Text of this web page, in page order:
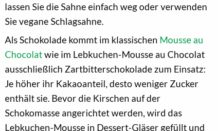
lassen Sie die Sahne einfach weg oder verwenden
Sie vegane Schlagsahne.
Als Schokolade kommt im klassischen Mousse au
Chocolatwie im Lebkuchen-Mousse au Chocolat
ausschließlich Zartbitterschokolade zum Einsatz:
Je höher ihr Kakaoanteil, desto weniger Zucker
enthält sie. Bevor die Kirschen auf der
Schokomasse angerichtet werden, wird das
Lebkuchen-Mousse in Dessert-Gläser gefüllt und